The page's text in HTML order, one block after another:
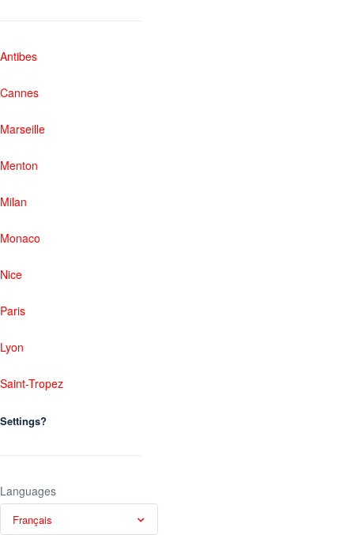
Antibes
Cannes
Marseille
Menton
Milan
Monaco
Nice
Paris
Lyon
Saint-Tropez
Settings?
Languages
Français